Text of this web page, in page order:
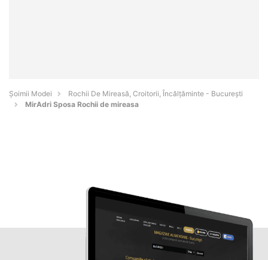
Șoimii Modei
Rochii De Mireasă, Croitorii, Încălțăminte - Bucureşti
MirAdri Sposa Rochii de mireasa